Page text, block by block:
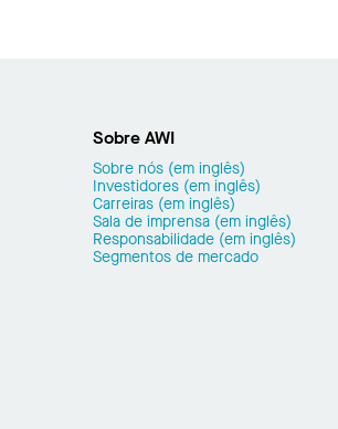
Sobre AWI
Sobre nós (em inglês)
Investidores (em inglês)
Carreiras (em inglês)
Sala de imprensa (em inglês)
Responsabilidade (em inglês)
Segmentos de mercado